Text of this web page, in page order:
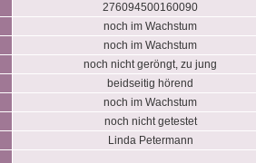
276094500160090
noch im Wachstum
noch im Wachstum
noch nicht geröngt, zu jung
beidseitig hörend
noch im Wachstum
noch nicht getestet
Linda Petermann